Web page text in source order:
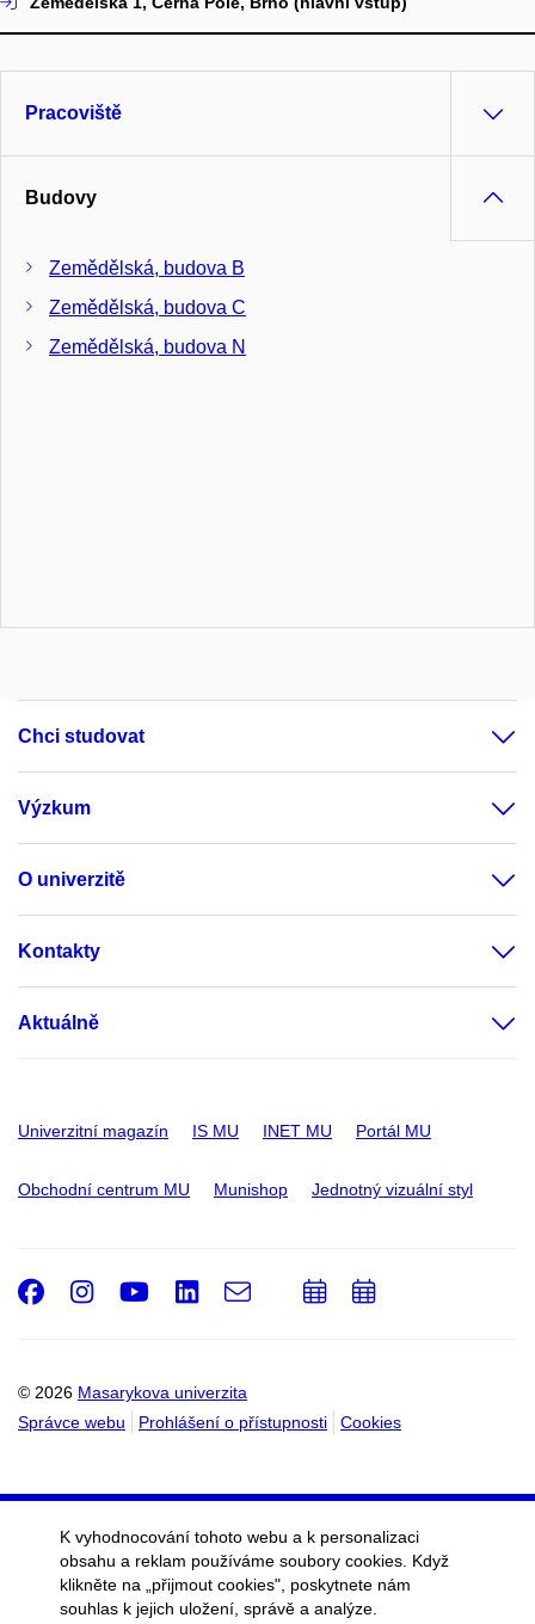
Pracoviště
Budovy
Zemědělská, budova B
Zemědělská, budova C
Zemědělská, budova N
Chci studovat
Výzkum
O univerzitě
Kontakty
Aktuálně
Univerzitní magazín IS MU INET MU Portál MU
Obchodní centrum MU Munishop Jednotný vizuální styl
© 2026 Masarykova univerzita
Správce webu
Prohlášení o přístupnosti Cookies
Facebook
Instagram
Youtube
LinkedIn
e-
PřidatPřidat
K vyhodnocování tohoto webu a k personalizaci
obsahu a reklam používáme soubory cookies. Když
klikněte na „přijmout cookies", poskytnete nám
souhlas k jejich uložení, správě a analýze.